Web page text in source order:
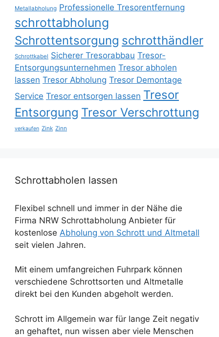
Metallabholung Professionelle Tresorentfernung
schrottabholung
Schrottentsorgung schrotthändler
Schrottkabel Sicherer Tresorabbau Tresor-
Entsorgungsunternehmen Tresor abholen
lassen Tresor Abholung Tresor Demontage
Service Tresor entsorgen lassen Tresor
Entsorgung Tresor Verschrottung
verkaufen Zink Zinn
Schrottabholen lassen
Flexibel schnell und immer in der Nähe die
Firma NRW Schrottabholung Anbieter für
kostenlose Abholung von Schrott und Altmetall
seit vielen Jahren.
Mit einem umfangreichen Fuhrpark können
verschiedene Schrottsorten und Altmetalle
direkt bei den Kunden abgeholt werden.
Schrott im Allgemein war für lange Zeit negativ
an gehaftet, nun wissen aber viele Menschen